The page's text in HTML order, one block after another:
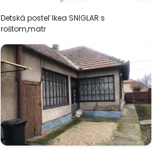
Detská posteľ Ikea SNIGLAR s
roštom,matr